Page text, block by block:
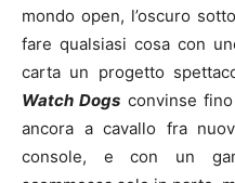
mondo open, l’oscuro
fare qualsiasi cosa con
carta un progetto
Watch Dogs convinse
ancora a cavallo fra
console, e con un